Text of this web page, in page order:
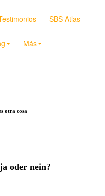
SBS Atlas
Más
otra cosa
oder nein?